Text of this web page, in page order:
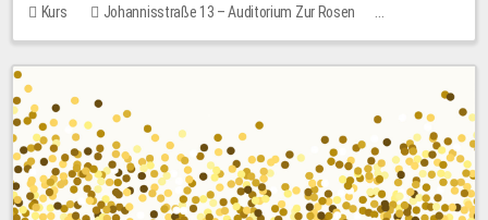
Kurs
Johannisstraße 13 – Auditorium Zur Rosen
Keine freien Plätze
30,00 EUR